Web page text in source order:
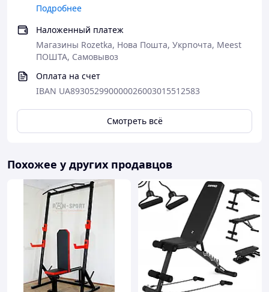
Подробнее
Наложенный платеж
Магазины Rozetka, Нова Пошта, Укрпочта, Meest
ПОШТА, Самовывоз
Оплата на счет
IBAN UA893052990000026003015512583
Смотреть всё
Похожее у других продавцов